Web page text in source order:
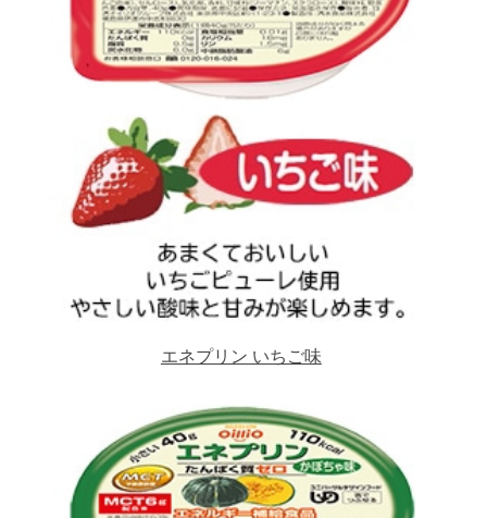
エネプリン いちご味